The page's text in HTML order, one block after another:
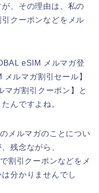
、その理由は、私の
クーポンなどをメル
eSIM メルマガ登
ルマガ割引セール】
マガ割引クーポン】と
んですよね。
メルマガのことについ
残念ながら、
割引クーポンなどをメ
分かりませんでし